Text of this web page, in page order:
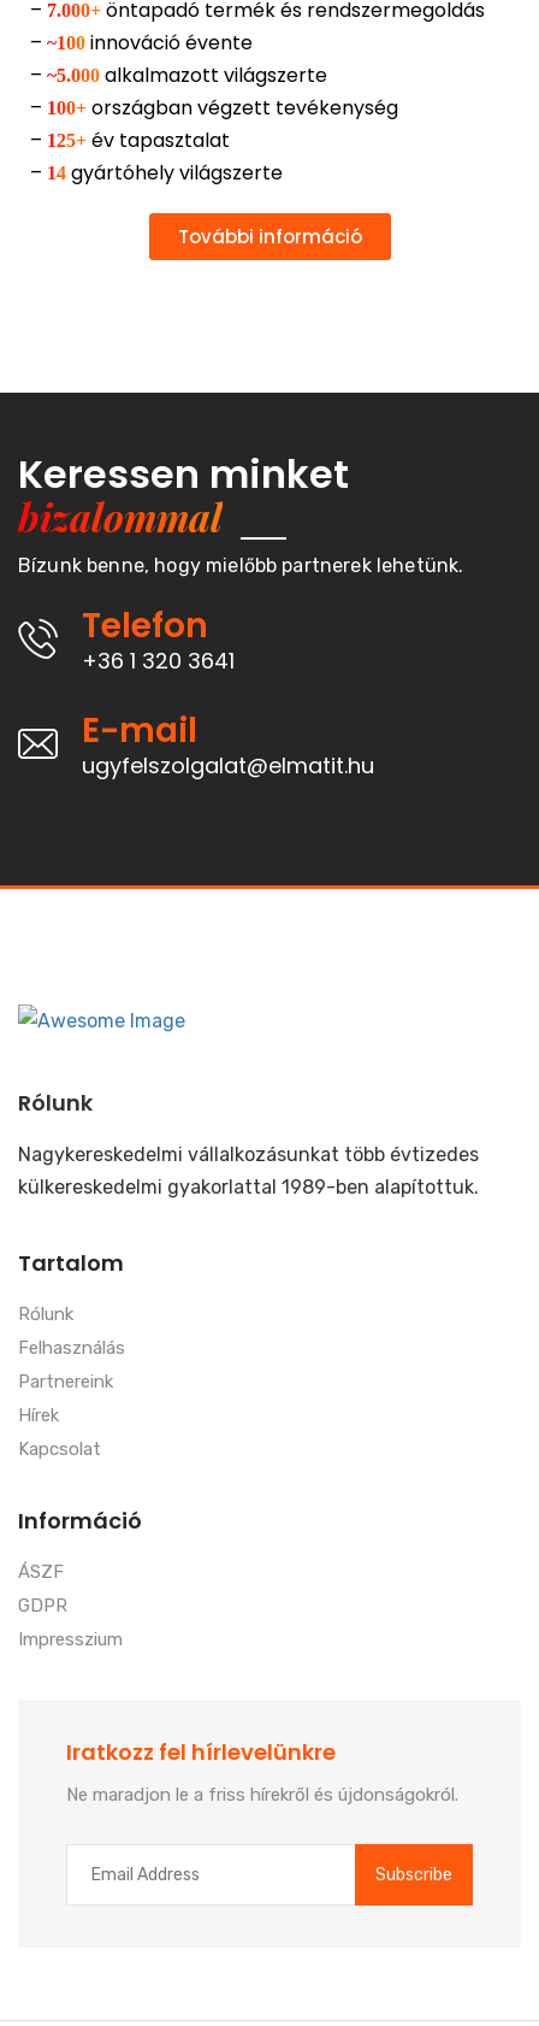
– 7.000+ öntapadó termék és rendszermegoldás
– ~100 innováció évente
– ~5.000 alkalmazott világszerte
– 100+ országban végzett tevékenység
– 125+ év tapasztalat
– 14 gyártóhely világszerte
További információ
Keressen minket
bizalommal
Bízunk benne, hogy mielőbb partnerek lehetünk.
Telefon
+36 1 320 3641
E-mail
ugyfelszolgalat@elmatit.hu
Rólunk
Nagykereskedelmi vállalkozásunkat több évtizedes
külkereskedelmi gyakorlattal 1989-ben alapítottuk.
Tartalom
Rólunk
Felhasználás
Partnereink
Hírek
Kapcsolat
Információ
ÁSZF
GDPR
Impresszium
Iratkozz fel hírlevelünkre
Ne maradjon le a friss hírekről és újdonságokról.